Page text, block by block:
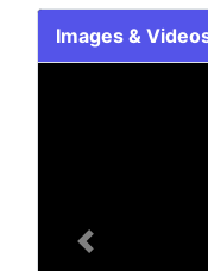
Images &
Previous